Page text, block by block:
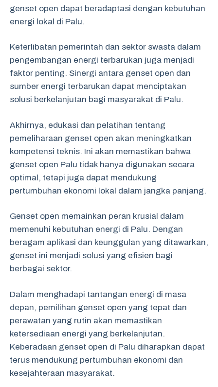
genset open dapat beradaptasi dengan kebutuhan
energi lokal di Palu.
Keterlibatan pemerintah dan sektor swasta dalam
pengembangan energi terbarukan juga menjadi
faktor penting. Sinergi antara genset open dan
sumber energi terbarukan dapat menciptakan
solusi berkelanjutan bagi masyarakat di Palu.
Akhirnya, edukasi dan pelatihan tentang
pemeliharaan genset open akan meningkatkan
kompetensi teknis. Ini akan memastikan bahwa
genset open Palu tidak hanya digunakan secara
optimal, tetapi juga dapat mendukung
pertumbuhan ekonomi lokal dalam jangka panjang.
Genset open memainkan peran krusial dalam
memenuhi kebutuhan energi di Palu. Dengan
beragam aplikasi dan keunggulan yang ditawarkan,
genset ini menjadi solusi yang efisien bagi
berbagai sektor.
Dalam menghadapi tantangan energi di masa
depan, pemilihan genset open yang tepat dan
perawatan yang rutin akan memastikan
ketersediaan energi yang berkelanjutan.
Keberadaan genset open di Palu diharapkan dapat
terus mendukung pertumbuhan ekonomi dan
kesejahteraan masyarakat.